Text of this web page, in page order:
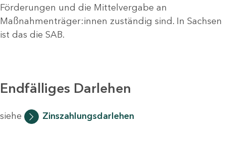
Förderungen und die Mittelvergabe an
Maßnahmenträger:innen zuständig sind. In Sachsen
ist das die SAB.
Endfälliges Darlehen
siehe Zinszahlungsdarlehen